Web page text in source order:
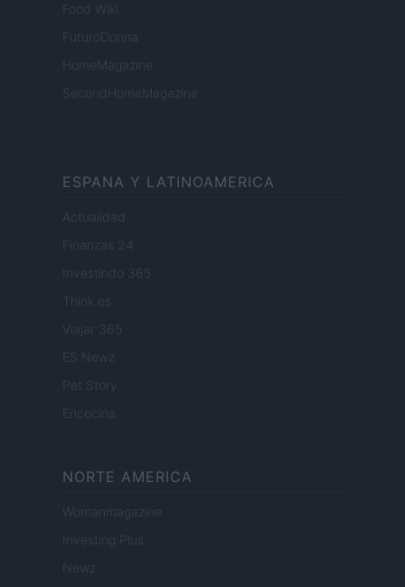
Food Wiki
FuturoDonna
HomeMagazine
SecondHomeMagazine
ESPANA Y LATINOAMERICA
Actualidad
Finanzas 24
Investindo 365
Think.es
Viajar 365
ES Newz
Pet Story
Encocina
NORTE AMERICA
Womanmagazine
Investing Plus
Newz